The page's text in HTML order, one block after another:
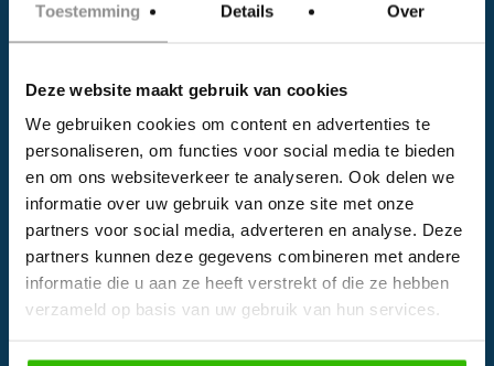
Toestemming Details Over
Deze website maakt gebruik van cookies
We gebruiken cookies om content en advertenties te
personaliseren, om functies voor social media te bieden
en om ons websiteverkeer te analyseren. Ook delen we
informatie over uw gebruik van onze site met onze
partners voor social media, adverteren en analyse. Deze
partners kunnen deze gegevens combineren met andere
informatie die u aan ze heeft verstrekt of die ze hebben
verzameld op basis van uw gebruik van hun services.
Instagram
EVENTS
Kalender
Bedrijven
Impressie